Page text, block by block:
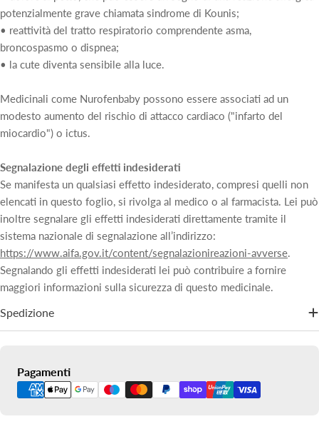
potenzialmente grave chiamata sindrome di Kounis;
• reattività del tratto respiratorio comprendente asma,
broncospasmo o dispnea;
• la cute diventa sensibile alla luce.
Medicinali come Nurofenbaby possono essere associati ad un
modesto aumento del rischio di attacco cardiaco ("infarto del
miocardio") o ictus.
Segnalazione degli effetti indesiderati
Se manifesta un qualsiasi effetto indesiderato, compresi quelli non
elencati in questo foglio, si rivolga al medico o al farmacista. Lei può
inoltre segnalare gli effetti indesiderati direttamente tramite il
sistema nazionale di segnalazione all’indirizzo:
https://www.aifa.gov.it/content/segnalazionireazioni-avverse.
Segnalando gli effetti indesiderati lei può contribuire a fornire
maggiori informazioni sulla sicurezza di questo medicinale.
Spedizione
Pagamenti
Metodi